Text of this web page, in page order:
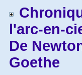
l'arc-en-
De
Goethe